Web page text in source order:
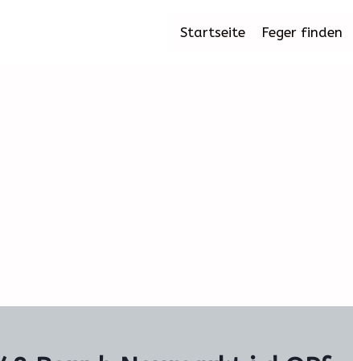
Startseite Feger finden